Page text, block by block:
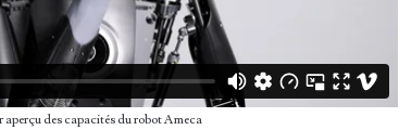
aperçu des capacités du robot Ameca